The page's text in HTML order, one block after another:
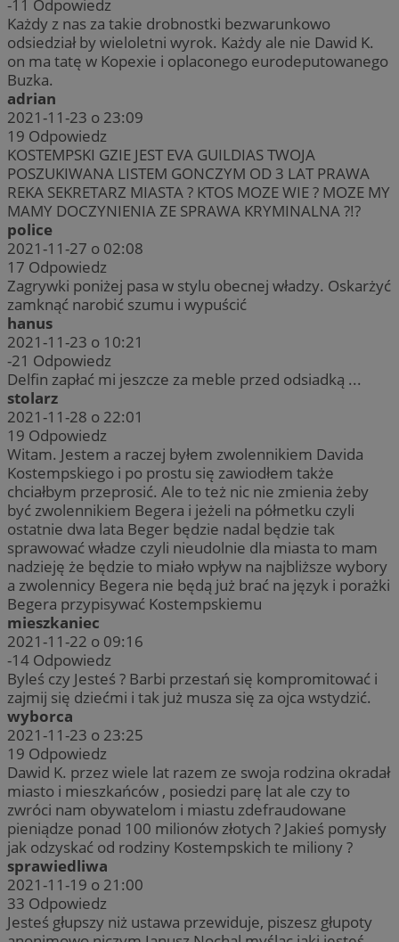
-11 Odpowiedz
Każdy z nas za takie drobnostki bezwarunkowo
odsiedział by wieloletni wyrok. Każdy ale nie Dawid K.
on ma tatę w Kopexie i oplaconego eurodeputowanego
Buzka.
adrian
2021-11-23 o 23:09
19 Odpowiedz
KOSTEMPSKI GZIE JEST EVA GUILDIAS TWOJA
POSZUKIWANA LISTEM GONCZYM OD 3 LAT PRAWA
REKA SEKRETARZ MIASTA ? KTOS MOZE WIE ? MOZE MY
MAMY DOCZYNIENIA ZE SPRAWA KRYMINALNA ?!?
police
2021-11-27 o 02:08
17 Odpowiedz
Zagrywki poniżej pasa w stylu obecnej władzy. Oskarżyć
zamknąć narobić szumu i wypuścić
hanus
2021-11-23 o 10:21
-21 Odpowiedz
Delfin zapłać mi jeszcze za meble przed odsiadką ...
stolarz
2021-11-28 o 22:01
19 Odpowiedz
Witam. Jestem a raczej byłem zwolennikiem Davida
Kostempskiego i po prostu się zawiodłem także
chciałbym przeprosić. Ale to też nic nie zmienia żeby
być zwolennikiem Begera i jeżeli na półmetku czyli
ostatnie dwa lata Beger będzie nadal będzie tak
sprawować władze czyli nieudolnie dla miasta to mam
nadzieję że będzie to miało wpływ na najbliższe wybory
a zwolennicy Begera nie będą już brać na język i porażki
Begera przypisywać Kostempskiemu
mieszkaniec
2021-11-22 o 09:16
-14 Odpowiedz
Byleś czy Jesteś ? Barbi przestań się kompromitować i
zajmij się dziećmi i tak już musza się za ojca wstydzić.
wyborca
2021-11-23 o 23:25
19 Odpowiedz
Dawid K. przez wiele lat razem ze swoja rodzina okradał
miasto i mieszkańców , posiedzi parę lat ale czy to
zwróci nam obywatelom i miastu zdefraudowane
pieniądze ponad 100 milionów złotych ? Jakieś pomysły
jak odzyskać od rodziny Kostempskich te miliony ?
sprawiedliwa
2021-11-19 o 21:00
33 Odpowiedz
Jesteś głupszy niż ustawa przewiduje, piszesz głupoty